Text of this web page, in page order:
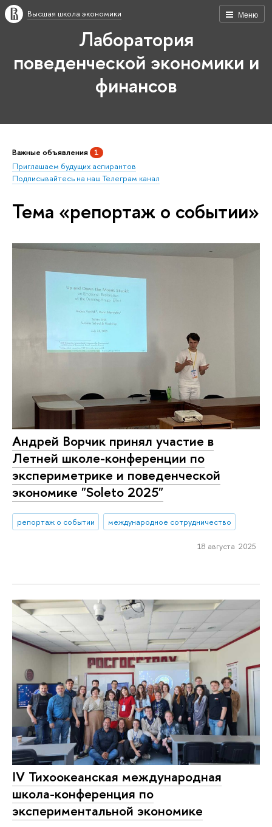
Меню
Высшая школа экономики
Лаборатория
поведенческой экономики и
финансов
Важные объявления 1
Приглашаем будущих аспирантов
Подписывайтесь на наш Телеграм канал
Тема «репортаж о событии»
Андрей Ворчик принял участие в
Летней школе-конференции по
экспериметрике и поведенческой
экономике "Soleto 2025"
репортаж о событии международное сотрудничество
18 августа 2025
IV Тихоокеанская международная
школа-конференция по
экспериментальной экономике